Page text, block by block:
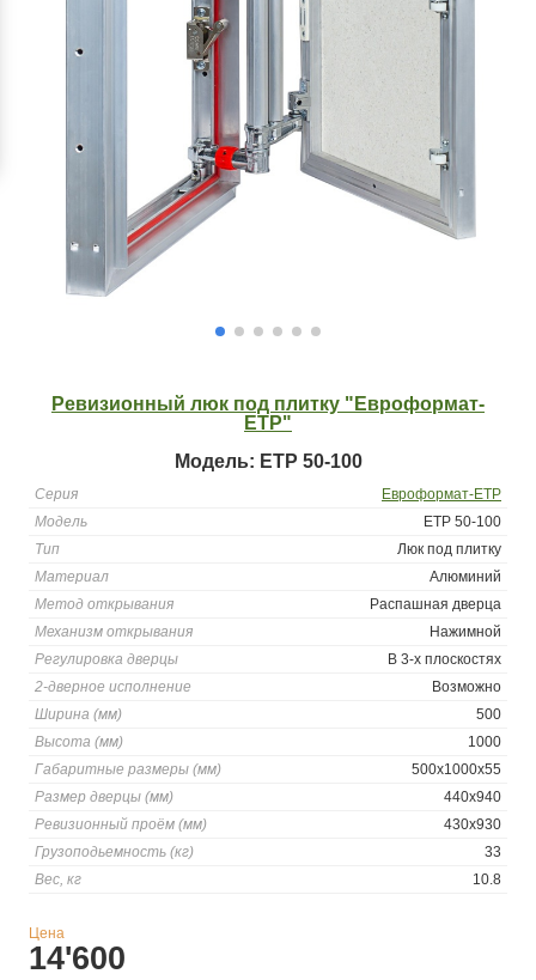
Ревизионный люк под плитку "Евроформат-
ЕТР"
Модель: ETР 50-100
Серия
Евроформат-ЕТР
Модель
ETР 50-100
Тип
Люк под плитку
Материал
Алюминий
Метод открывания
Распашная дверца
Механизм открывания
Нажимной
Регулировка дверцы
В 3-х плоскостях
2-дверное исполнение
Возможно
Ширина (мм)
500
Высота (мм)
1000
Габаритные размеры (мм)
500x1000x55
Размер дверцы (мм)
440x940
Ревизионный проём (мм)
430x930
Грузоподьемность (кг)
33
Вес, кг
10.8
Цена
14'600